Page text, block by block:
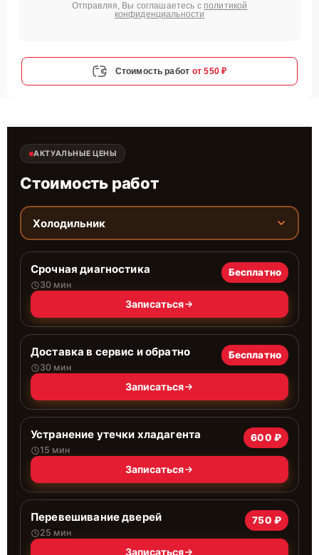
Отправляя, Вы соглашаетесь с политикой
конфиденциальности
Стоимость работ от 550 ₽
АКТУАЛЬНЫЕ ЦЕНЫ
Стоимость работ
Холодильник
Срочная диагностика
30 мин
Бесплатно
Записаться
Доставка в сервис и обратно
30 мин
Бесплатно
Записаться
Устранение утечки хладагента
15 мин
600 ₽
Записаться
Перевешивание дверей
25 мин
750 ₽
Записаться